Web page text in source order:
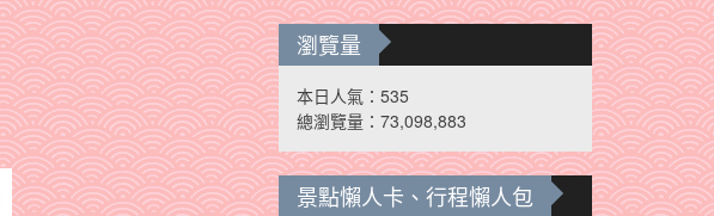
瀏覽量
本日人氣：535
總瀏覽量：73,098,883
景點懶人卡、行程懶人包